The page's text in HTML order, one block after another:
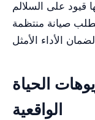
قيود على السلالم
صيانة منتظمة
الحياة
الواقعية